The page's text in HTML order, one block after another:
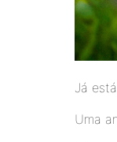
Já
Uma